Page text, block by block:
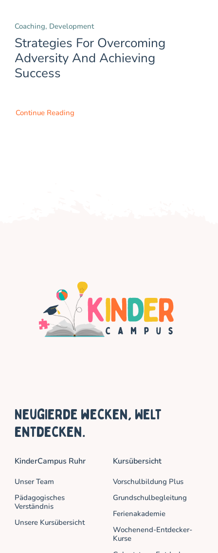
Coaching, Development
Strategies For Overcoming
Adversity And Achieving
Success
Continue Reading
Neugierde wecken, Welt
entdecken.
KinderCampus Ruhr
Unser Team
Pädagogisches
Verständnis
Unsere Kursübersicht
Kursübersicht
Vorschulbildung Plus
Grundschulbegleitung
Ferienakademie
Wochenend-Entdecker-
Kurse